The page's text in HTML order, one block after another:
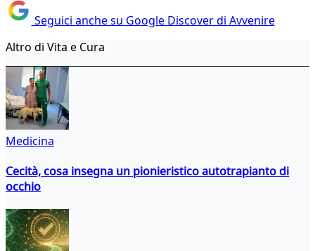
Seguici anche su Google Discover di Avvenire
Altro di Vita e Cura
Medicina
Cecità, cosa insegna un pionieristico autotrapianto di
occhio